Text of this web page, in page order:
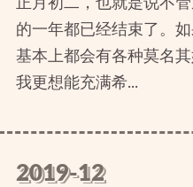
的一年都已经结束了。
基本上都会有各种莫名
我更想能充满希...
2019-12